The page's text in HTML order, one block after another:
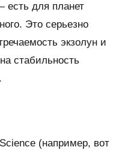
для планет
Это серьезно
экзолун и
стабильность
(например, вот